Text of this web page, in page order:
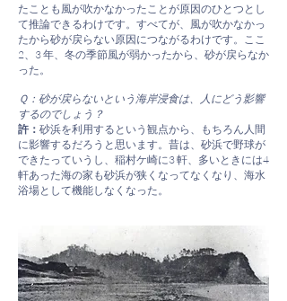
たことも風が吹かなかったことが原因のひとつとし
て推論できるわけです。すべてが、風が吹かなかっ
たから砂が戻らない原因につながるわけです。ここ
2、3 年、冬の季節風が弱かったから、砂が戻らなか
った。
Ｑ：砂が戻らないという海岸浸食は、人にどう影響
するのでしょう？
許： 砂浜を利用するという観点から、もちろん人間
に影響するだろうと思います。昔は、砂浜で野球が
できたっていうし、稲村ケ崎に3 軒、多いときには4
軒あった海の家も砂浜が狭くなってなくなり、海水
浴場として機能しなくなった。